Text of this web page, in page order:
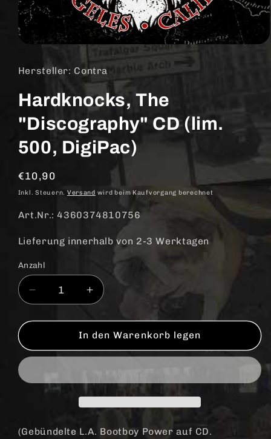
in
Modal
Hersteller: Contra
Hardknocks, The
"Discography" CD (lim.
500, DigiPac)
Normaler
Preis
€10,90
Inkl. Steuern. Versand wird beim Kaufvorgang berechnet
Art.Nr.: 4360374810756
Lieferung innerhalb von 2-3 Werktagen
Anzahl
Anzahl
Verringere
die
Menge
Hardknocks,
CD
DigiPac)
Erhöhe
die
Menge
für
Hardknocks,
CD
500,
DigiPac)
In den Warenkorb legen
(Gebündelte L.A. Bootboy Power auf CD.